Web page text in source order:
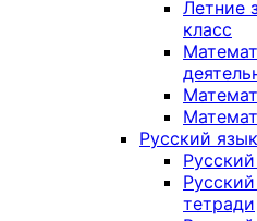
Летние
класс
Русский
тетради